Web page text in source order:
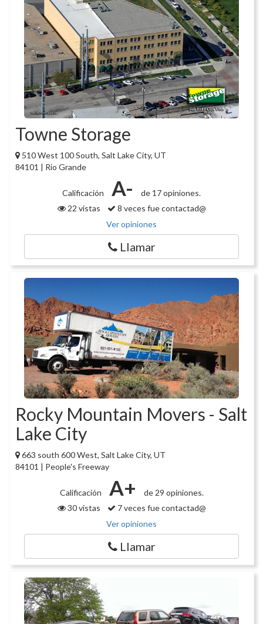
Towne Storage
510 West 100 South, Salt Lake City, UT
84101 | Rio Grande
Calificación A-
de 17 opiniones.
22 vistas
8 veces fue contactad@
Ver opiniones
Llamar
Rocky Mountain Movers - Salt
Lake City
663 south 600 West, Salt Lake City, UT
84101 | People's Freeway
Calificación A+
de 29 opiniones.
30 vistas
7 veces fue contactad@
Ver opiniones
Llamar